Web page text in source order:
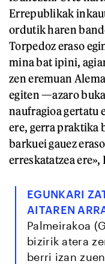
Errepublikak
ordutik haren
Torpedoz eraso
mina bat ipini,
zen eremuan
egiten —azaro
naufragioa gertatu
ere, gerra praktika
barkuei gauez
erreskatatzea
EGUNKARI
AITAREN
Palmeirakoa
bizirik atera
berri izan